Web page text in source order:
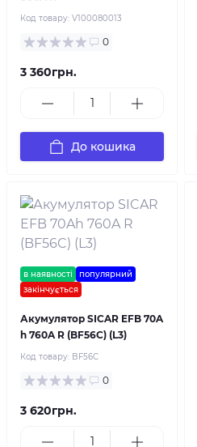
Код товару: V100080013
0
3 360грн.
До кошика
в наявності
популярний
закінчується
Акумулятор SICAR EFB 70A
h 760A R (BF56C) (L3)
Код товару: BF56C
0
3 620грн.